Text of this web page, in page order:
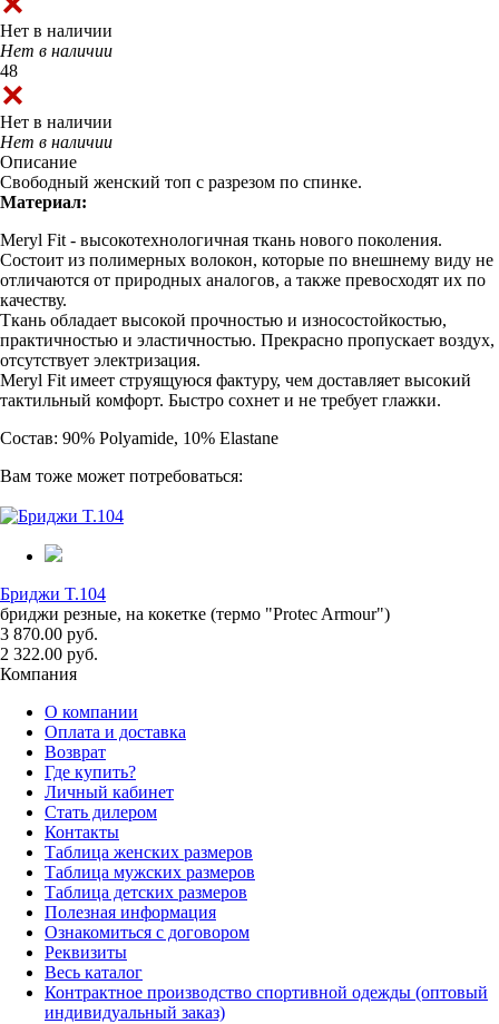
Нет в наличии
Нет в наличии
48
Нет в наличии
Нет в наличии
Описание
Свободный женский топ с разрезом по спинке.
Материал:
Meryl Fit - высокотехнологичная ткань нового поколения.
Состоит из полимерных волокон, которые по внешнему виду не
отличаются от природных аналогов, а также превосходят их по
качеству.
Ткань обладает высокой прочностью и износостойкостью,
практичностью и эластичностью. Прекрасно пропускает воздух,
отсутствует электризация.
Meryl Fit имеет струящуюся фактуру, чем доставляет высокий
тактильный комфорт. Быстро сохнет и не требует глажки.
Состав: 90% Polyamide, 10% Elastane
Вам тоже может потребоваться:
Бриджи T.104
бриджи резные, на кокетке (термо "Protec Armour")
3 870.00 руб.
2 322.00 руб.
Компания
О компании
Оплата и доставка
Возврат
Где купить?
Личный кабинет
Стать дилером
Контакты
Таблица женских размеров
Таблица мужских размеров
Таблица детских размеров
Полезная информация
Ознакомиться с договором
Реквизиты
Весь каталог
Контрактное производство спортивной одежды (оптовый
индивидуальный заказ)